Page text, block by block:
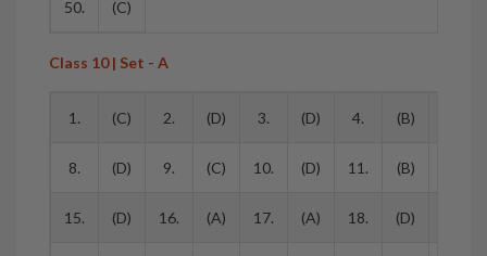
50. (C)
Class 10 | Set - A
1. (C) 2. (D) 3. (D) 4. (B)
8. (D) 9. (C) 10. (D) 11. (B)
15. (D) 16. (A) 17. (A) 18. (D)